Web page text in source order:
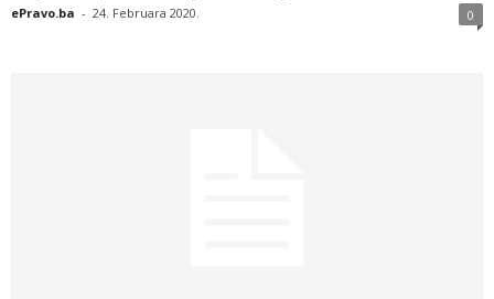
ePravo.ba - 24. Februara 2020. 0